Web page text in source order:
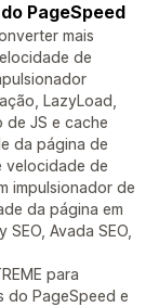
PageSpeed
mais
de
LazyLoad,
de JS e cache
da página de
velocidade de
impulsionador de
da página em
Avada SEO,
para
do PageSpeed e